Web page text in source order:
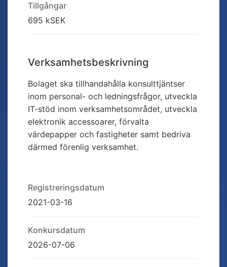
Tillgångar
695 kSEK
Verksamhetsbeskrivning
Bolaget ska tillhandahålla konsulttjäntser
inom personal- och ledningsfrågor, utveckla
IT-stöd inom verksamhetsområdet, utveckla
elektronik accessoarer, förvalta
värdepapper och fastigheter samt bedriva
därmed förenlig verksamhet.
Registreringsdatum
2021-03-16
Konkursdatum
2026-07-06